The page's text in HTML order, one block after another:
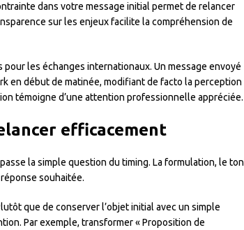
dans votre message initial permet de relancer
sur les enjeux facilite la compréhension de
les échanges internationaux. Un message envoyé
en début de matinée, modifiant de facto la perception
témoigne d’une attention professionnelle appréciée.
efficacement
la simple question du timing. La formulation, le ton
souhaitée.
que de conserver l’objet initial avec un simple
Par exemple, transformer « Proposition de